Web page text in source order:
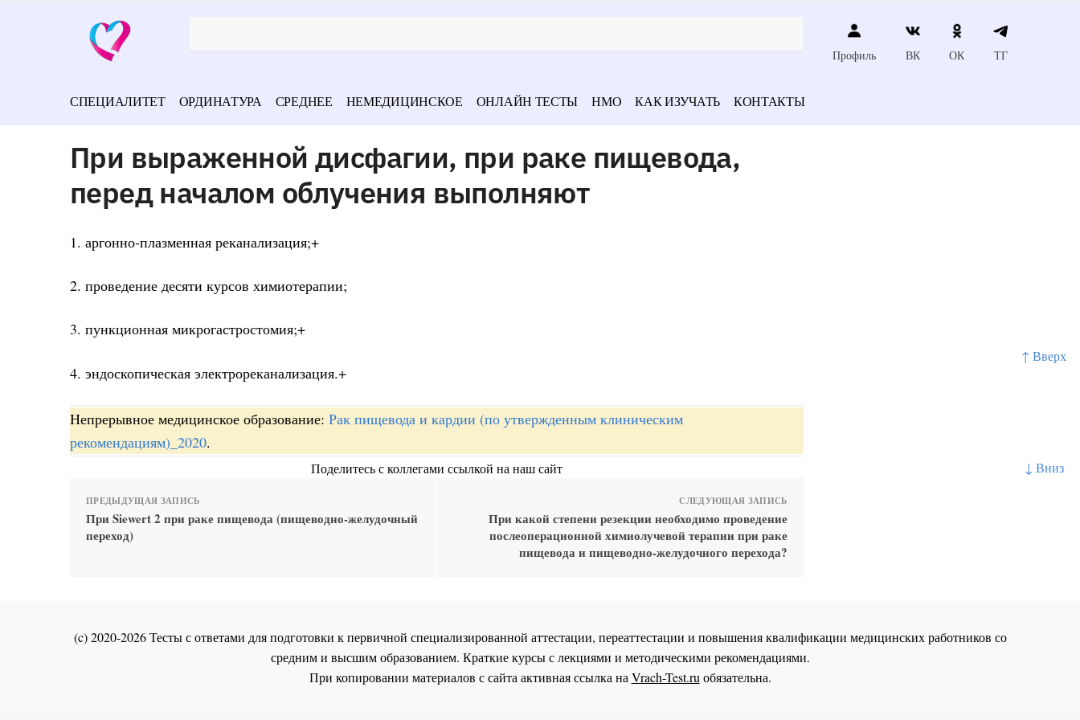
↑ Вверх
↓ Вниз
Профиль ВК ОК ТГ
СПЕЦИАЛИТЕТ ОРДИНАТУРА СРЕДНЕЕ НЕМЕДИЦИНСКОЕ ОНЛАЙН ТЕСТЫ НМО КАК ИЗУЧАТЬ КОНТАКТЫ
При выраженной дисфагии, при раке пищевода,
перед началом облучения выполняют
1. аргонно-плазменная реканализация;+
2. проведение десяти курсов химиотерапии;
3. пункционная микрогастростомия;+
4. эндоскопическая электрореканализация.+
Непрерывное медицинское образование: Рак пищевода и кардии (по утвержденным клиническим
рекомендациям)_2020.
Поделитесь с коллегами ссылкой на наш сайт
ПРЕДЫДУЩАЯ ЗАПИСЬ
При Siewert 2 при раке пищевода (пищеводно-желудочный
переход)
СЛЕДУЮЩАЯ ЗАПИСЬ
При какой степени резекции необходимо проведение
послеоперационной химиолучевой терапии при раке
пищевода и пищеводно-желудочного перехода?
(c) 2020-2026 Тесты с ответами для подготовки к первичной специализированной аттестации, переаттестации и повышения квалификации медицинских работников со
средним и высшим образованием. Краткие курсы с лекциями и методическими рекомендациями.
При копировании материалов с сайта активная ссылка наVrach-Test.ruобязательна.